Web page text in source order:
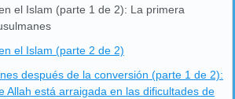
el Islam (parte 1 de 2): La primera
el Islam (parte 2 de 2)
después de la conversión (parte 1 de 2):
Allah está arraigada en las dificultades de